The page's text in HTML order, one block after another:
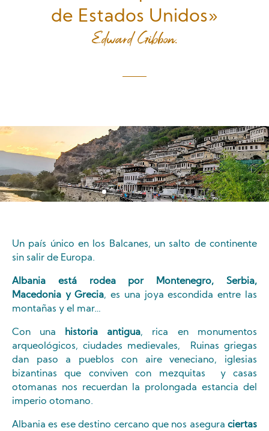
Alojamientos
únicos
de Estados Unidos»
Edward Gibbon.
Un país único en los Balcanes, un salto de continente
sin salir de Europa.
Albania está rodea por Montenegro, Serbia,
Macedonia y Grecia, es una joya escondida entre las
montañas y el mar…
Con una historia antigua, rica en monumentos
arqueológicos, ciudades medievales, Ruinas griegas
dan paso a pueblos con aire veneciano, iglesias
bizantinas que conviven con mezquitas y casas
otomanas nos recuerdan la prolongada estancia del
imperio otomano.
Albania es ese destino cercano que nos asegura ciertas